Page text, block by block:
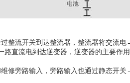
过整流开关到达整流器，整流器将交
路直流电到达逆变器，逆变器的主要作
维修旁路输入，旁路输入也通过静态开